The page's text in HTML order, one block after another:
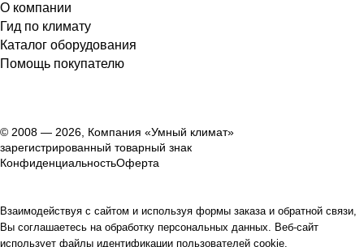
О компании
Гид по климату
Каталог оборудования
Помощь покупателю
© 2008 — 2026, Компания «Умный климат»
зарегистрированный товарный знак
КонфиденциальностьОферта
Взаимодействуя с сайтом и используя формы заказа и обратной связи,
Вы соглашаетесь на обработку персональных данных. Веб-сайт
использует файлы идентификации пользователей cookie.